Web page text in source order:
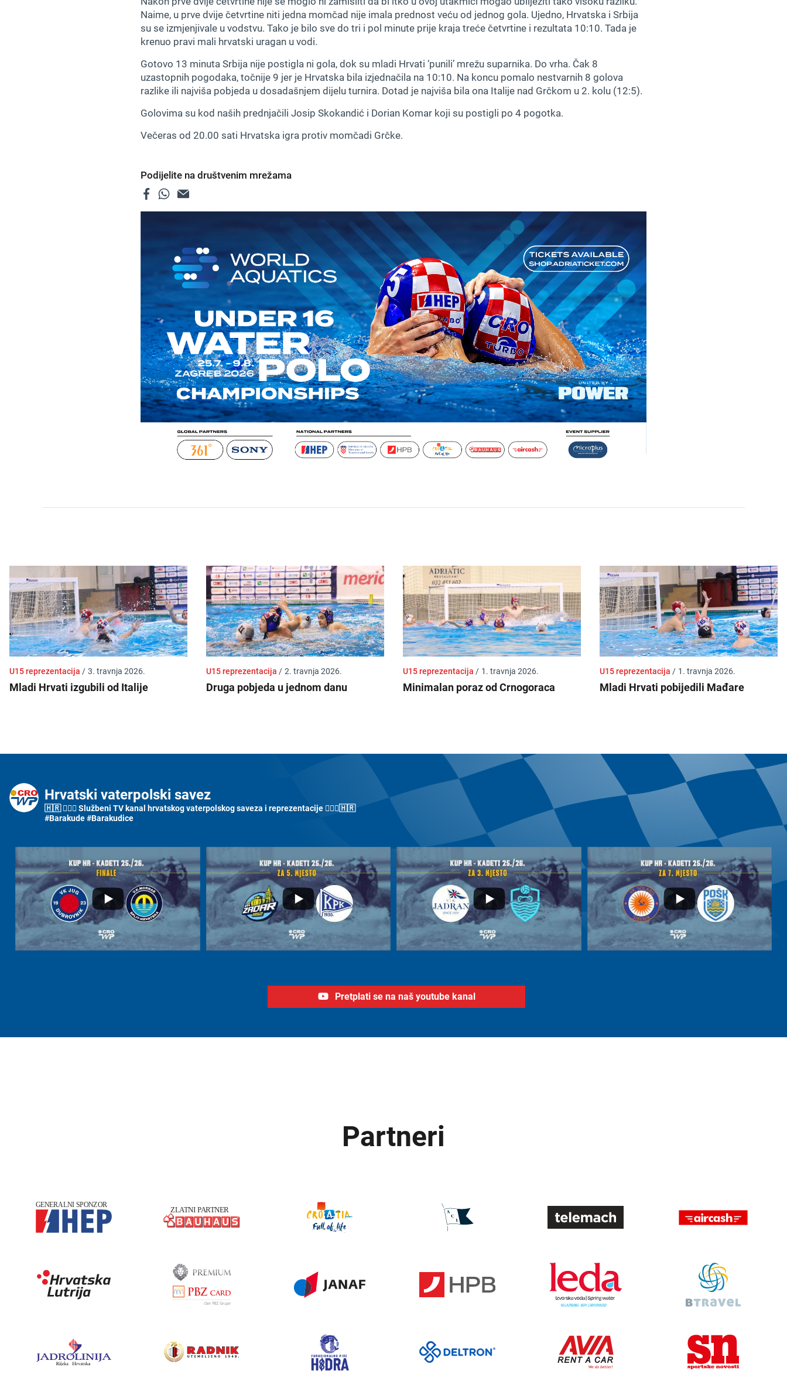
Naime, u prve dvije četvrtine niti jedna momčad nije imala prednost veću od jednog gola. Ujedno, Hrvatska i Srbija
su se izmjenjivale u vodstvu. Tako je bilo sve do tri i pol minute prije kraja treće četvrtine i rezultata 10:10. Tada je
krenuo pravi mali hrvatski uragan u vodi.
Gotovo 13 minuta Srbija nije postigla ni gola, dok su mladi Hrvati ‘punili’ mrežu suparnika. Do vrha. Čak 8
uzastopnih pogodaka, točnije 9 jer je Hrvatska bila izjednačila na 10:10. Na koncu pomalo nestvarnih 8 golova
razlike ili najviša pobjeda u dosadašnjem dijelu turnira. Dotad je najviša bila ona Italije nad Grčkom u 2. kolu (12:5).
Golovima su kod naših prednjačili Josip Skokandić i Dorian Komar koji su postigli po 4 pogotka.
Večeras od 20.00 sati Hrvatska igra protiv momčadi Grčke.
Podijelite na društvenim mrežama
U15 reprezentacija / 3. travnja 2026.
Mladi Hrvati izgubili od Italije
U15 reprezentacija / 2. travnja 2026.
Druga pobjeda u jednom danu
U15 reprezentacija / 1. travnja 2026.
Minimalan poraz od Crnogoraca
U15 reprezentacija / 1. travnja 2026.
Mladi Hrvati pobijedili Mađare
Hrvatski vaterpolski savez
🇭🇷 🤽🏼‍♂️ Službeni TV kanal hrvatskog vaterpolskog saveza i reprezentacije 🤽🏼‍♀️🇭🇷
#Barakude #Barakudice
Pretplati se na naš youtube kanal
Partneri